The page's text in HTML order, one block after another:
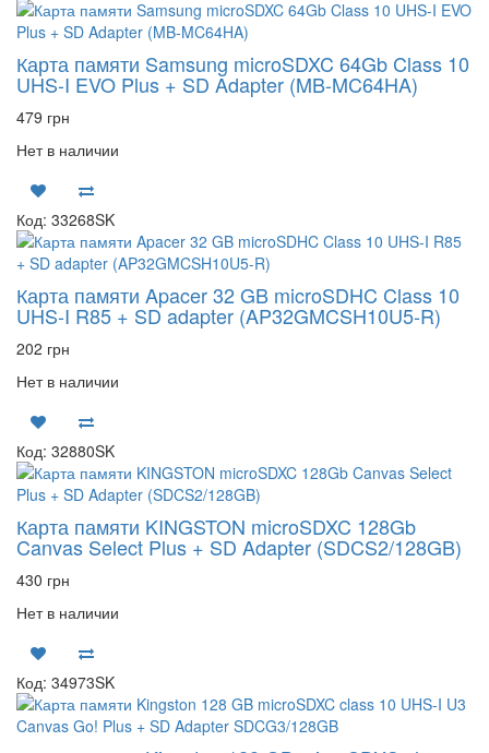
Карта памяти Samsung microSDXC 64Gb Class 10
UHS-I EVO Plus + SD Adapter (MB-MC64HA)
479 грн
Нет в наличии
Код: 33268SK
Карта памяти Apacer 32 GB microSDHC Class 10
UHS-I R85 + SD adapter (AP32GMCSH10U5-R)
202 грн
Нет в наличии
Код: 32880SK
Карта памяти KINGSTON microSDXC 128Gb
Canvas Select Plus + SD Adapter (SDCS2/128GB)
430 грн
Нет в наличии
Код: 34973SK